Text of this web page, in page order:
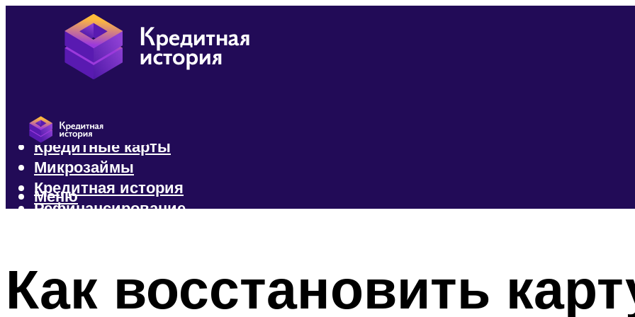
Кредиты
Кредитные карты
Микрозаймы
Кредитная история
Рефинансирование
Меню
Как восстановить